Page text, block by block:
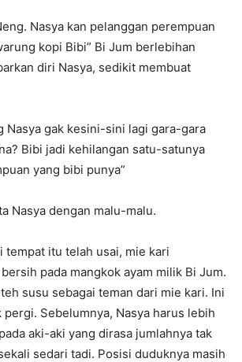
Nasya kan pelanggan perempuan
kopi Bibi” Bi Jum berlebihan
diri Nasya, sedikit membuat
Nasya gak kesini-sini lagi gara-gara
Bibi jadi kehilangan satu-satunya
yang bibi punya”
Nasya dengan malu-malu.
tempat itu telah usai, mie kari
pada mangkok ayam milik Bi Jum.
susu sebagai teman dari mie kari. Ini
pergi. Sebelumnya, Nasya harus lebih
aki-aki yang dirasa jumlahnya tak
sedari tadi. Posisi duduknya masih